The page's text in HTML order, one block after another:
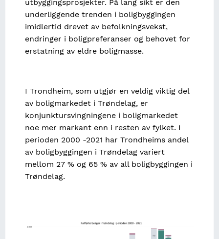
utbyggingsprosjekter. På lang sikt er den
underliggende trenden i boligbyggingen
imidlertid drevet av befolkningsvekst,
endringer i boligpreferanser og behovet for
erstatning av eldre boligmasse.
I Trondheim, som utgjør en veldig viktig del
av boligmarkedet i Trøndelag, er
konjunktursvingningene i boligmarkedet
noe mer markant enn i resten av fylket. I
perioden 2000 -2021 har Trondheims andel
av boligbyggingen i Trøndelag variert
mellom 27 % og 65 % av all boligbyggingen i
Trøndelag.
Image